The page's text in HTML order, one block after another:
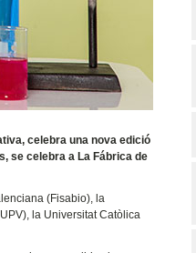
celebra una nova edició
se celebra a La Fábrica de
(Fisabio), la
la Universitat Catòlica